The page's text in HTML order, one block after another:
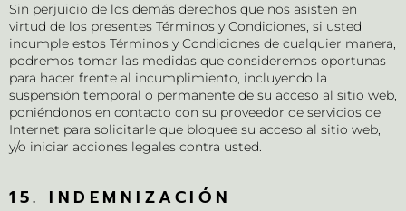
Sin perjuicio de los demás derechos que nos asisten en
virtud de los presentes Términos y Condiciones, si usted
incumple estos Términos y Condiciones de cualquier manera,
podremos tomar las medidas que consideremos oportunas
para hacer frente al incumplimiento, incluyendo la
suspensión temporal o permanente de su acceso al sitio web,
poniéndonos en contacto con su proveedor de servicios de
Internet para solicitarle que bloquee su acceso al sitio web,
y/o iniciar acciones legales contra usted.
15. INDEMNIZACIÓN